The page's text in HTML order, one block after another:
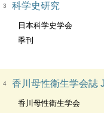
3 科学史研究
日本科学史学会
季刊
4 香川母性衛生学会誌
香川母性衛生学会